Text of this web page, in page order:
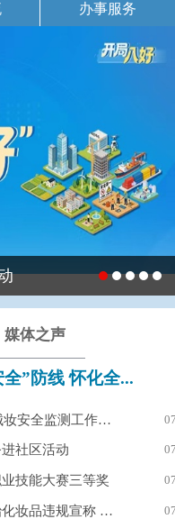
办事服务
媒体之声
”防线 怀化全...
怀化市市场监管局召开2026年药械妆安全监测工作暨培训会议
社区活动
技能大赛三等奖
怀化市、区两级市场监管部门整治化妆品违规宣称 筑牢化妆品质量安...